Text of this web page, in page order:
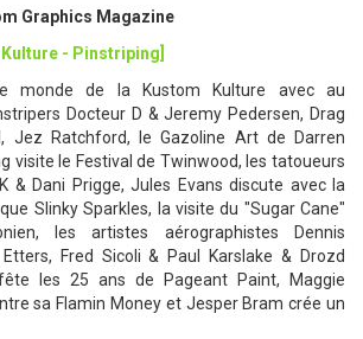
Graphics Magazine
- Pinstriping]
monde de la Kustom Kulture avec au
Docteur D & Jeremy Pedersen, Drag
Jez Ratchford, le Gazoline Art de Darren
visite le Festival de Twinwood, les tatoueurs
& Dani Prigge, Jules Evans discute avec la
Slinky Sparkles, la visite du "Sugar Cane"
les artistes aérographistes Dennis
Fred Sicoli & Paul Karslake & Drozd
les 25 ans de Pageant Paint, Maggie
sa Flamin Money et Jesper Bram crée un